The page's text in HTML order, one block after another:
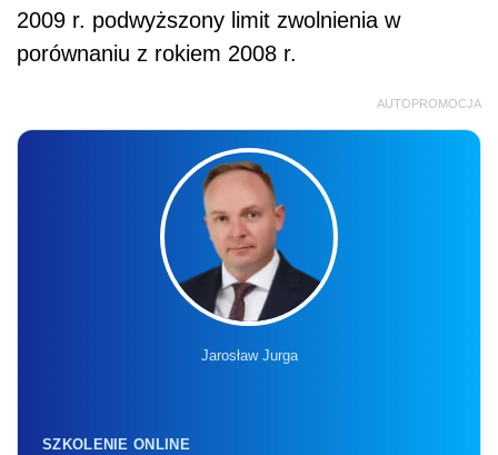
2009 r. podwyższony limit zwolnienia w
porównaniu z rokiem 2008 r.
AUTOPROMOCJA
Jarosław Jurga
SZKOLENIE ONLINE